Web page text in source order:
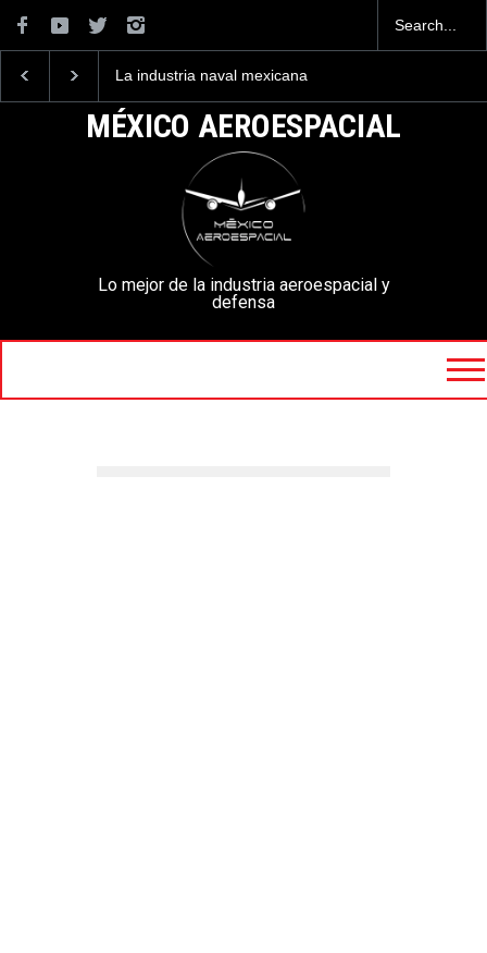
La industria naval mexicana
la Armada de México
mexicanos cuesta 2.9
millones de dólares
MÉXICO AEROESPACIAL
Lo mejor de la industria aeroespacial y
defensa